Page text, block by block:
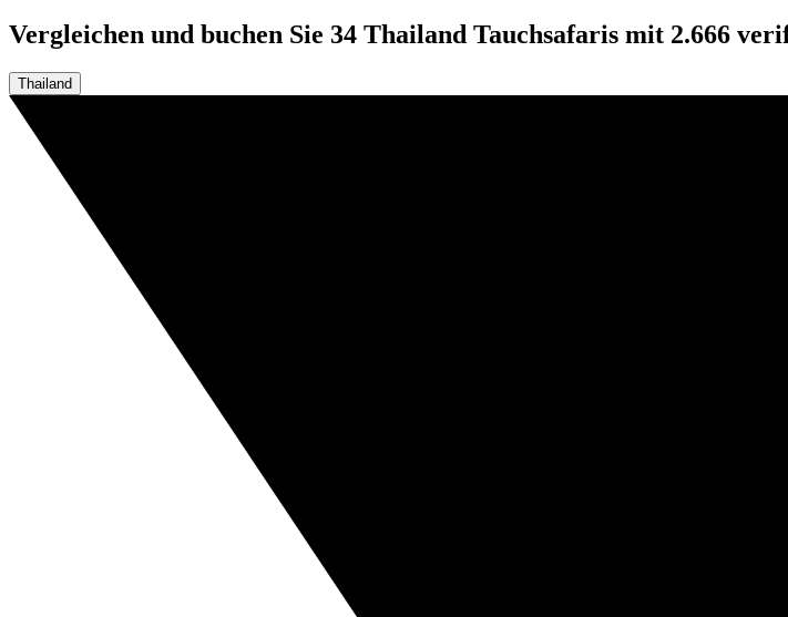
Vergleichen und buchen Sie 34 Thailand Tauchsafaris mit 2.666
Thailand